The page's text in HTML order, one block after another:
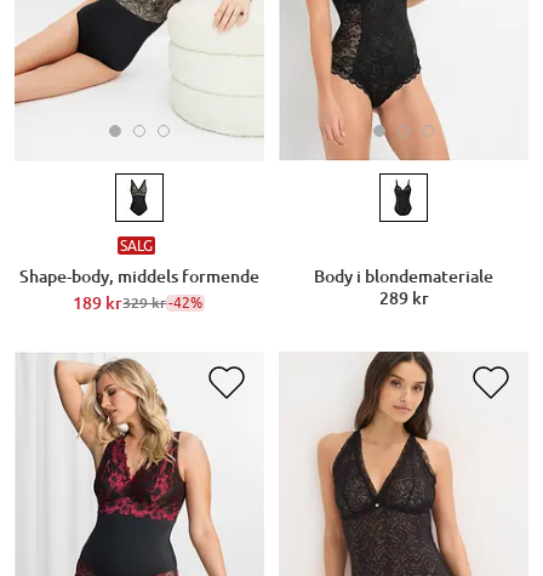
SALG
Shape-body, middels formende
189 kr329 kr-42%
Body i blondemateriale
289 kr